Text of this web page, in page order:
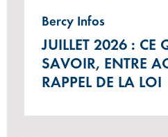
Bercy Infos
JUILLET 2026 : CE
SAVOIR, ENTRE
RAPPEL DE LA LOI